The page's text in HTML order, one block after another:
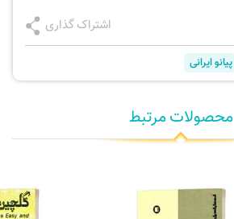
اشتراک گذاری
پیانو ایرانی
محصولات مرتبط